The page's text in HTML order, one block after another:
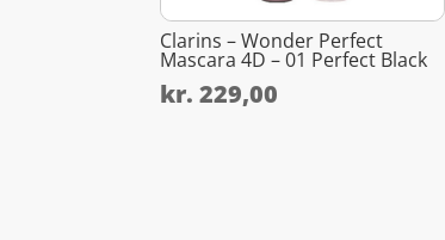
Clarins – Wonder Perfect
Mascara 4D – 01 Perfect Black
kr. 229,00